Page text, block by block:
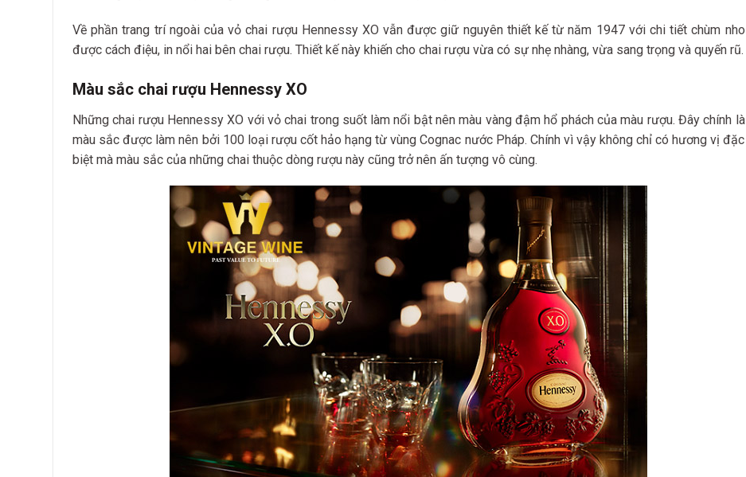
Về phần trang trí ngoài của vỏ chai rượu Hennessy XO vẫn được giữ nguyên thiết kế từ năm 1947 với chi tiết chùm nho
được cách điệu, in nổi hai bên chai rượu. Thiết kế này khiến cho chai rượu vừa có sự nhẹ nhàng, vừa sang trọng và quyến rũ.
Màu sắc chai rượu Hennessy XO
Những chai rượu Hennessy XO với vỏ chai trong suốt làm nổi bật nên màu vàng đậm hổ phách của màu rượu. Đây chính là
màu sắc được làm nên bởi 100 loại rượu cốt hảo hạng từ vùng Cognac nước Pháp. Chính vì vậy không chỉ có hương vị đặc
biệt mà màu sắc của những chai thuộc dòng rượu này cũng trở nên ấn tượng vô cùng.